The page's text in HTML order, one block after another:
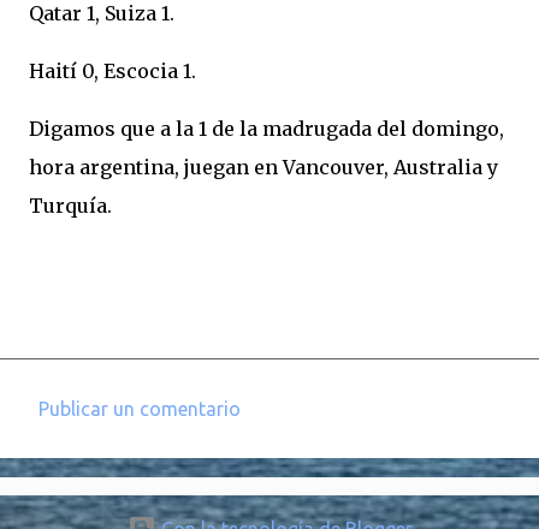
Qatar 1, Suiza 1.
Haití 0, Escocia 1.
Digamos que a la 1 de la madrugada del domingo,
hora argentina, juegan en Vancouver, Australia y
Turquía.
o
m
Publicar un comentario